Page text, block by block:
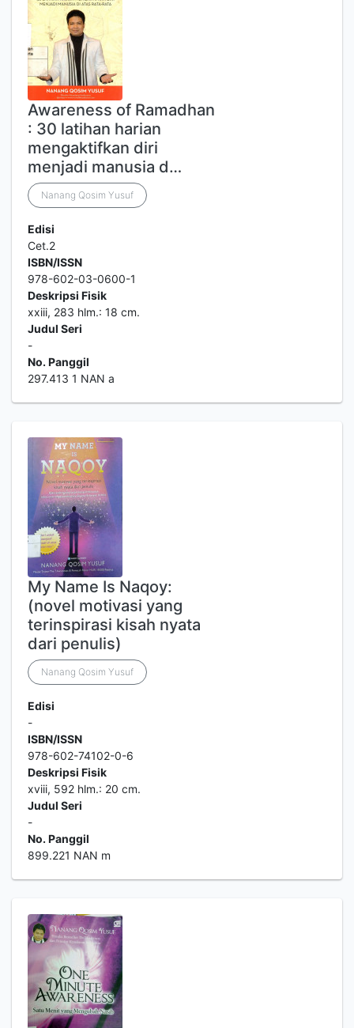
Awareness of Ramadhan
: 30 latihan harian
mengaktifkan diri
menjadi manusia d…
Nanang Qosim Yusuf
Edisi
Cet.2
ISBN/ISSN
978-602-03-0600-1
Deskripsi Fisik
xxiii, 283 hlm.: 18 cm.
Judul Seri
-
No. Panggil
297.413 1 NAN a
My Name Is Naqoy:
(novel motivasi yang
terinspirasi kisah nyata
dari penulis)
Nanang Qosim Yusuf
Edisi
-
ISBN/ISSN
978-602-74102-0-6
Deskripsi Fisik
xviii, 592 hlm.: 20 cm.
Judul Seri
-
No. Panggil
899.221 NAN m